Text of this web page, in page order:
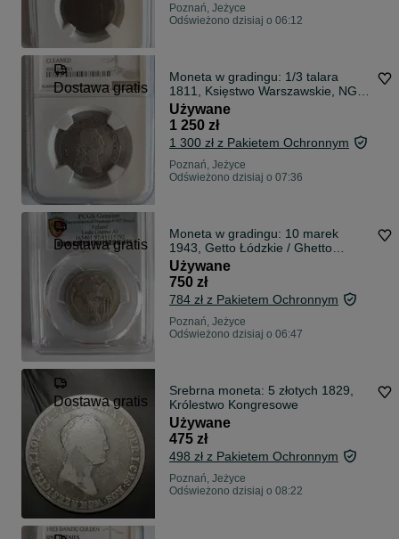
Poznań, Jeżyce
Odświeżono dzisiaj o 06:12
Dostawa gratis
Moneta w gradingu: 1/3 talara
1811, Księstwo Warszawskie, NGC
VF DETAILS
Używane
1 250 zł
1 300 zł z Pakietem Ochronnym
Poznań, Jeżyce
Odświeżono dzisiaj o 07:36
Dostawa gratis
Moneta w gradingu: 10 marek
1943, Getto Łódzkie / Ghetto
Litzmannstadt, PCGS UNC Detail
(Env. Damage)
Używane
750 zł
784 zł z Pakietem Ochronnym
Poznań, Jeżyce
Odświeżono dzisiaj o 06:47
Dostawa gratis
Srebrna moneta: 5 złotych 1829,
Królestwo Kongresowe
Używane
475 zł
498 zł z Pakietem Ochronnym
Poznań, Jeżyce
Odświeżono dzisiaj o 08:22